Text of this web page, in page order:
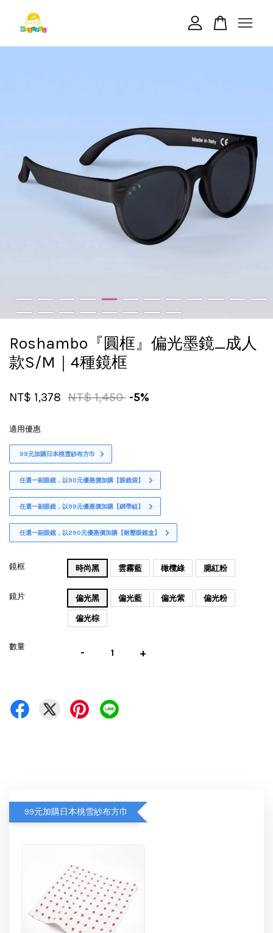
Roshambo『圓框』偏光墨鏡_成人
款S/M｜4種鏡框
NT$ 1,378 NT$ 1,450 -5%
適用優惠
99元加購日本桃雪紗布方巾
任選一副眼鏡，以90元優惠價加購【眼鏡袋】
任選一副眼鏡，以99元優惠價加購【綁帶組】
任選一副眼鏡，以290元優惠價加購【耐壓眼鏡盒】
鏡框 時尚黑 雲霧藍 橄欖綠 腮紅粉
鏡片 偏光黑 偏光藍 偏光紫 偏光粉
偏光棕
數量 - +
99元加購日本桃雪紗布方巾